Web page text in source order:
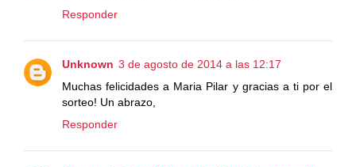
Responder
Unknown 3 de agosto de 2014 a las 12:17
Muchas felicidades a Maria Pilar y gracias a ti por el
sorteo! Un abrazo,
Responder